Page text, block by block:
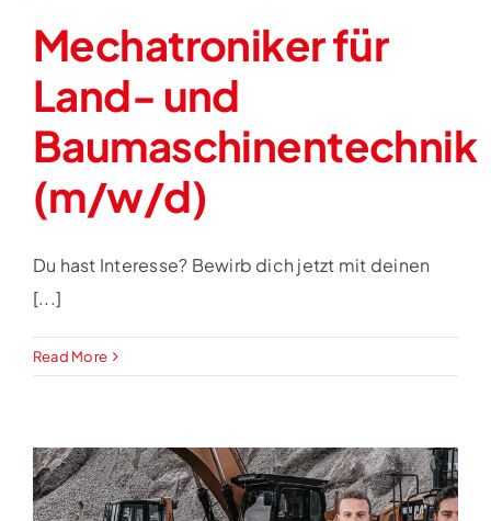
Mechatroniker für
Land- und
Baumaschinentechnik
(m/w/d)
Du hast Interesse? Bewirb dich jetzt mit deinen
[...]
Read More